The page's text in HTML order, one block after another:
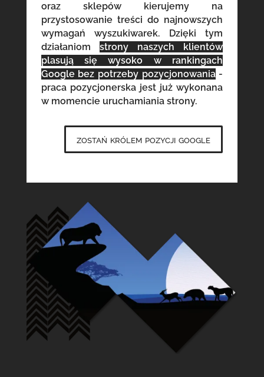
oraz sklepów kierujemy na
przystosowanie treści do najnowszych
wymagań wyszukiwarek. Dzięki tym
działaniom strony naszych klientów
plasują się wysoko w rankingach
Google bez potrzeby pozycjonowania-
praca pozycjonerska jest już wykonana
w momencie uruchamiania strony.
zostań królem pozycji google